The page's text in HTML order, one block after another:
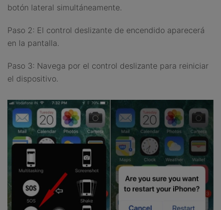
botón lateral simultáneamente.
Paso 2: El control deslizante de encendido aparecerá
en la pantalla.
Paso 3: Navega por el control deslizante para reiniciar
el dispositivo.